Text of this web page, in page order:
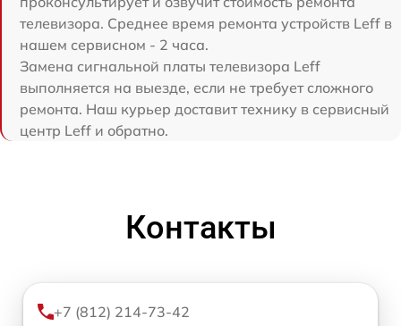
телевизора. Среднее время ремонта устройств Leff в
нашем сервисном - 2 часа.
Замена сигнальной платы телевизора Leff
выполняется на выезде, если не требует сложного
ремонта. Наш курьер доставит технику в сервисный
центр Leff и обратно.
Контакты
+7 (812) 214-73-42